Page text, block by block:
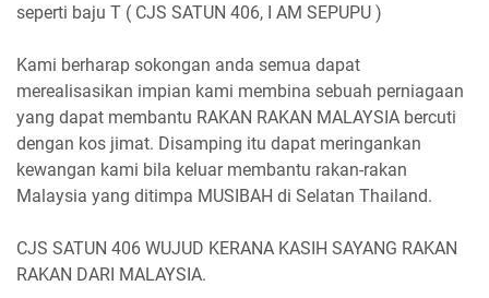
seperti baju T ( CJS SATUN 406, I AM SEPUPU )
Kami berharap sokongan anda semua dapat
merealisasikan impian kami membina sebuah perniagaan
yang dapat membantu RAKAN RAKAN MALAYSIA bercuti
dengan kos jimat. Disamping itu dapat meringankan
kewangan kami bila keluar membantu rakan-rakan
Malaysia yang ditimpa MUSIBAH di Selatan Thailand.
CJS SATUN 406 WUJUD KERANA KASIH SAYANG RAKAN
RAKAN DARI MALAYSIA.